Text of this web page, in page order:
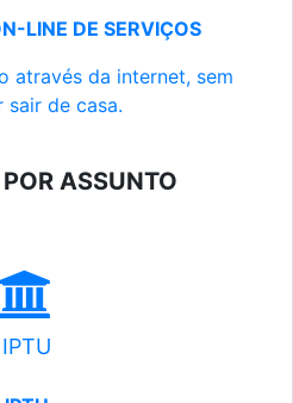
LINE DE SERVIÇOS
através da internet, sem
sair de casa.
ASSUNTO
IPTU